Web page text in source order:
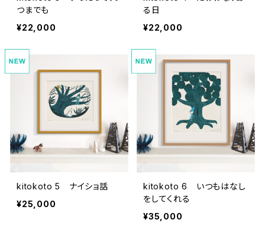
つまでも
¥22,000
る日
¥22,000
kitokoto 5 ナイショ話
¥25,000
kitokoto 6 いつもはなし
をしてくれる
¥35,000